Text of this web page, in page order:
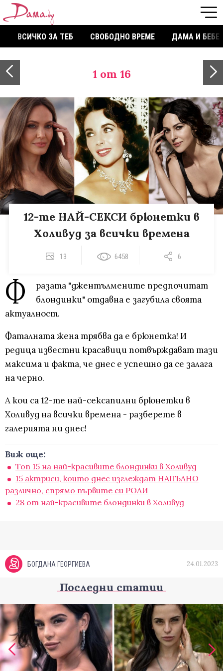
ВСИЧКО ЗА ТЕБ СВОБОДНО ВРЕМЕ ДАМА И БЕБЕ
1 от 16
12-те НАЙ-СЕКСИ брюнетки в
Холивуд за всички времена
13 6458 6
Ф
разата "джентълмените предпочитат
блондинки" отдавна е загубила своята
актуалност.
Фаталната жена трябва да е брюнетка! И
редица известни красавици потвърждават тази
максима и факта, че днес е успешно да се залага
на черно.
А кои са 12-те най-сексапилни брюнетки в
Холивуд на всички времена - разберете в
галерията ни днес!
Виж още:
Топ 15 на най-красивите блондинки в Холивуд
15 актриси, които днес изглеждат НАПЪЛНО
различно, спрямо първите си РОЛИ
28 от най-красивите блондинки в Холивуд
БОГДАНА ГЕОРГИЕВА 24.01.2023
Последни статии